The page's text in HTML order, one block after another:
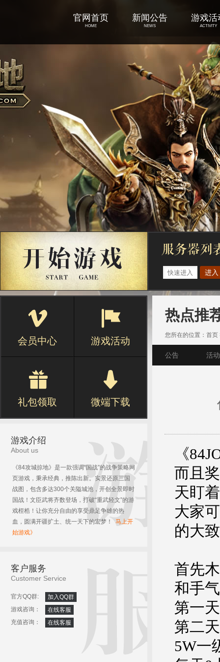
官网首页
HOME
新闻公告
NEWS
游戏活
ACTIVITY
进入
会员中心 游戏活动
礼包领取 微端下载
游戏介绍
About us
《84攻城掠地》是一款强调“国战”的战争策略网
页游戏，秉承经典，推陈出新。实景还原三国
战图，包含多达300个关隘城池，开创全景即时
国战！文臣武将齐数登场，打破“重武轻文”的游
戏桎梏！让你充分自由的享受鼎足争雄的热
血，圆满开疆扩土、统一天下的宏梦！ 马上开
始游戏》
客户服务
Customer Service
官方QQ群:
加入QQ群
游戏咨询：
在线客服
充值咨询：
在线客服
热点推
您所在的位置： 首页
公告 活动
《
而且
天盯
大家
的大
首先
和手
第一
第二
5W一